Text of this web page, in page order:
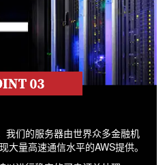
我们的服务器由世界众多金融机
大量高速通信水平的AWS提供。